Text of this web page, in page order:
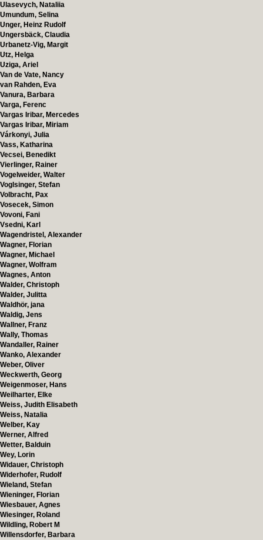
Ulasevych, Nataliia
Umundum, Selina
Unger, Heinz Rudolf
Ungersbäck, Claudia
Urbanetz-Vig, Margit
Utz, Helga
Uziga, Ariel
Van de Vate, Nancy
van Rahden, Eva
Vanura, Barbara
Varga, Ferenc
Vargas Iribar, Mercedes
Vargas Iribar, Miriam
Várkonyi, Julia
Vass, Katharina
Vecsei, Benedikt
Vierlinger, Rainer
Vogelweider, Walter
Voglsinger, Stefan
Volbracht, Pax
Vosecek, Simon
Vovoni, Fani
Vsedni, Karl
Wagendristel, Alexander
Wagner, Florian
Wagner, Michael
Wagner, Wolfram
Wagnes, Anton
Walder, Christoph
Walder, Julitta
Waldhör, jana
Waldig, Jens
Wallner, Franz
Wally, Thomas
Wandaller, Rainer
Wanko, Alexander
Weber, Oliver
Weckwerth, Georg
Weigenmoser, Hans
Weilharter, Elke
Weiss, Judith Elisabeth
Weiss, Natalia
Welber, Kay
Werner, Alfred
Wetter, Balduin
Wey, Lorin
Widauer, Christoph
Widerhofer, Rudolf
Wieland, Stefan
Wieninger, Florian
Wiesbauer, Agnes
Wiesinger, Roland
Wildling, Robert M
Willensdorfer, Barbara